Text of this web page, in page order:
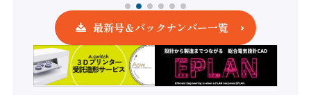
最新号＆バックナンバー一覧